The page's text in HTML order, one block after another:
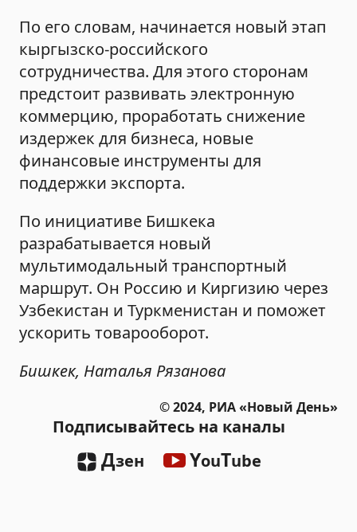
По его словам, начинается новый этап
кыргызско-российского
сотрудничества. Для этого сторонам
предстоит развивать электронную
коммерцию, проработать снижение
издержек для бизнеса, новые
финансовые инструменты для
поддержки экспорта.
По инициативе Бишкека
разрабатывается новый
мультимодальный транспортный
маршрут. Он Россию и Киргизию через
Узбекистан и Туркменистан и поможет
ускорить товарооборот.
Бишкек, Наталья Рязанова
© 2024, РИА «Новый День»
Подписывайтесь на каналы
Дзен YouTube